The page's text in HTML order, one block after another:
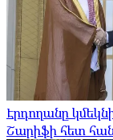
Էրդողանը
Շարիֆի հետ